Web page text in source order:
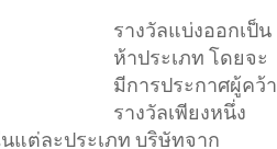
รางวัลแบ่งออกเป็น
ห้าประเภท โดยจะ
มีการประกาศผู้คว้า
รางวัลเพียงหนึ่ง
แต่ละประเภท บริษัทจาก